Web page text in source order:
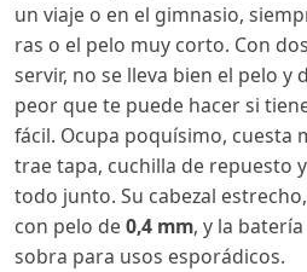
un viaje o en el gimnasio,
ras o el pelo muy corto. Con
servir, no se lleva bien el pelo y
peor que te puede hacer si
fácil. Ocupa poquísimo, cuesta
trae tapa, cuchilla de repuesto
todo junto. Su cabezal
con pelo de 0,4 mm, y la
sobra para usos esporádicos.